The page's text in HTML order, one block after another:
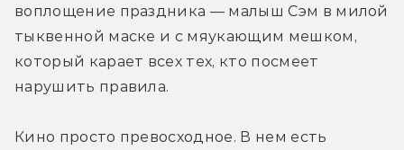
воплощение праздника — малыш Сэм в милой
тыквенной маске и с мяукающим мешком,
который карает всех тех, кто посмеет
нарушить правила.
Кино просто превосходное. В нем есть